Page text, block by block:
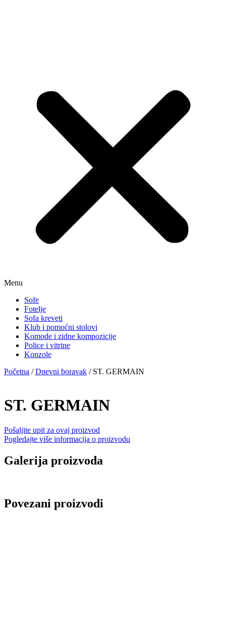
Menu
Sofe
Fotelje
Sofa kreveti
Klub i pomoćni stolovi
Komode i zidne kompozicije
Police i vitrine
Konzole
Početna /Dnevni boravak / ST. GERMAIN
ST. GERMAIN
Pošaljite upit za ovaj proizvod
Pogledajte više informacija o proizvodu
Galerija proizvoda
Povezani proizvodi